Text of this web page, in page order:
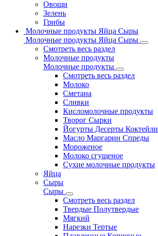
Овощи
Зелень
Грибы
Молочные продукты Яйца Сыры
Молочные продукты Яйца Сыры
Смотреть весь раздел
Молочные продукты
Молочные продукты
Смотреть весь раздел
Молоко
Сметана
Сливки
Кисломолочные продукты
Творог Сырки
Йогурты Десерты Коктейли
Масло Маргарин Спреды
Мороженое
Молоко сгущеное
Сухие молочные продукты
Яйца
Сыры
Сыры
Смотреть весь раздел
Твердые Полутвердые
Мягкий
Нарезки Тертые